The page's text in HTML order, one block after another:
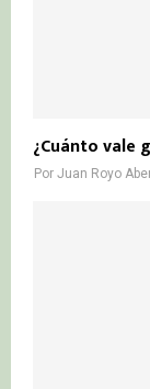
¿Cuánto vale
Por Juan Royo